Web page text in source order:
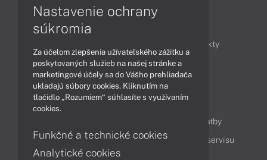
Produkty
Technológie
Videá
Obsah
Možnosti doručenia a platby
Podpora a servis
Servisné služby Cenník servisu
Nastavenie ochrany
súkromia
Za účelom zlepšenia užívateľského zážitku a
poskytovaných služieb na našej stránke a
marketingové účely sa do Vášho prehliadača
ukladajú súbory cookies. Kliknutím na
tlačidlo „Rozumiem“ súhlasíte s využívaním
cookies.
Funkčné a technické cookies
Analytické cookies